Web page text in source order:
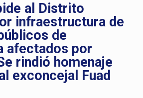
al Distrito
infraestructura de
de
afectados por
rindió homenaje
exconcejal Fuad